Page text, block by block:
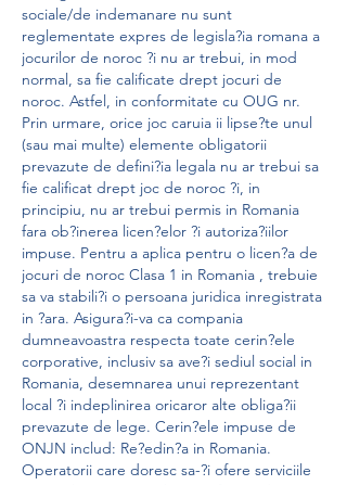
sociale/de indemanare nu sunt
reglementate expres de legisla?ia romana a
jocurilor de noroc ?i nu ar trebui, in mod
normal, sa fie calificate drept jocuri de
noroc. Astfel, in conformitate cu OUG nr.
Prin urmare, orice joc caruia ii lipse?te unul
(sau mai multe) elemente obligatorii
prevazute de defini?ia legala nu ar trebui sa
fie calificat drept joc de noroc ?i, in
principiu, nu ar trebui permis in Romania
fara ob?inerea licen?elor ?i autoriza?iilor
impuse. Pentru a aplica pentru o licen?a de
jocuri de noroc Clasa 1 in Romania , trebuie
sa va stabili?i o persoana juridica inregistrata
in ?ara. Asigura?i-va ca compania
dumneavoastra respecta toate cerin?ele
corporative, inclusiv sa ave?i sediul social in
Romania, desemnarea unui reprezentant
local ?i indeplinirea oricaror alte obliga?ii
prevazute de lege. Cerin?ele impuse de
ONJN includ: Re?edin?a in Romania.
Operatorii care doresc sa-?i ofere serviciile